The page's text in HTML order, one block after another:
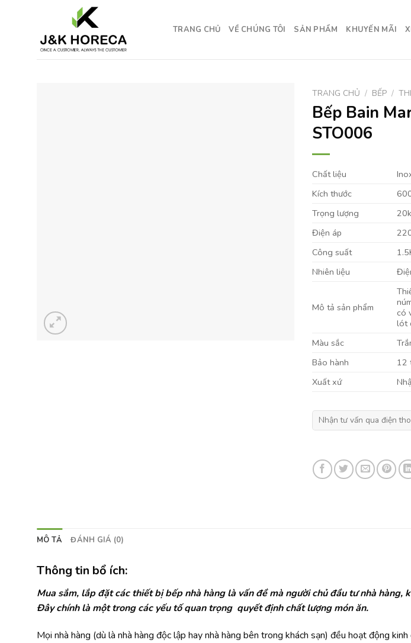
TRANG CHỦ VỀ CHÚNG TÔI SẢN PHẨM KHUYẾN MÃI
TRANG CHỦ / BẾP /
Bếp Bain
STO006
Chất liệu
Kích thước
Trọng lượng
Điện áp
Công suất
Nhiên liệu
Mô tả sản phẩm
có
lót
Màu sắc
Bảo hành
12
Xuất xứ
MÔ TẢ ĐÁNH GIÁ (0)
Thông tin bổ ích:
Mua sắm, lắp đặt các thiết bị bếp nhà hàng là vấn đề mà người chủ đầu tư nhà hàng,
Đây chính là một trong các yếu tố quan trọng quyết định chất lượng món ăn.
Mọi nhà hàng (dù là nhà hàng độc lập hay nhà hàng bên trong khách sạn) đều hoạt động